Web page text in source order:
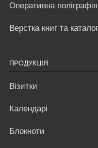
Оперативна поліграфія
Верстка книг та
ПРОДУКЦІЯ
Візитки
Календарі
Блокноти